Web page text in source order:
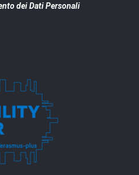
dei Dati Personali